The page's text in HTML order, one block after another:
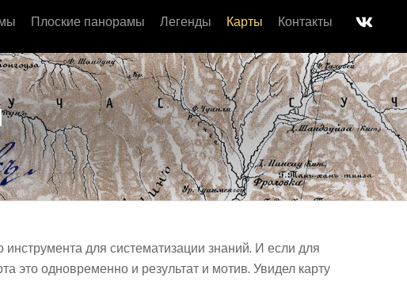
Плоские панорамы Легенды Карты Контакты
для систематизации знаний. И если для
это одновременно и результат и мотив. Увидел карту